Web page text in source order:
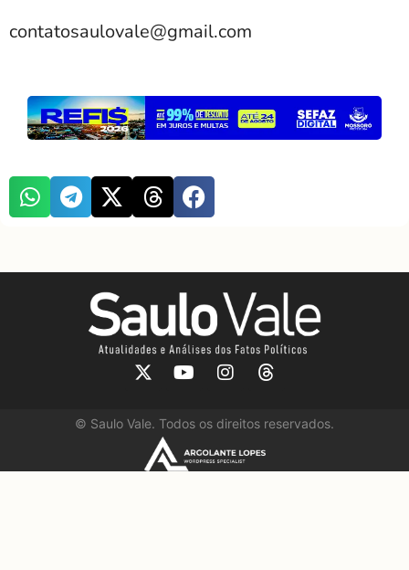
contatosaulovale@gmail.com
© Saulo Vale. Todos os direitos reservados.